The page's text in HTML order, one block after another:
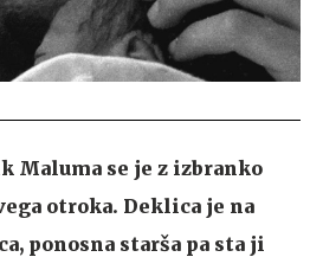
Maluma se je z izbranko
otroka. Deklica je na
ponosna starša pa sta ji